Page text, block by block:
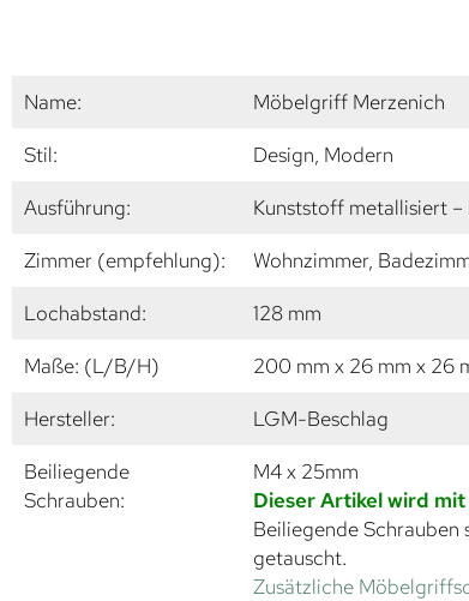
Name:
Möbelgriff Merzenich
Stil:
Design, Modern
Ausführung:
Kunststoff metallisiert
Zimmer (empfehlung):
Wohnzimmer,
Lochabstand:
128 mm
Maße: (L/B/H)
200 mm x 26 mm x 26
Hersteller:
LGM-Beschlag
Beiliegende
Schrauben:
M4 x 25mm
Dieser Artikel wird
Beiliegende Schrauben
getauscht.
Zusätzliche